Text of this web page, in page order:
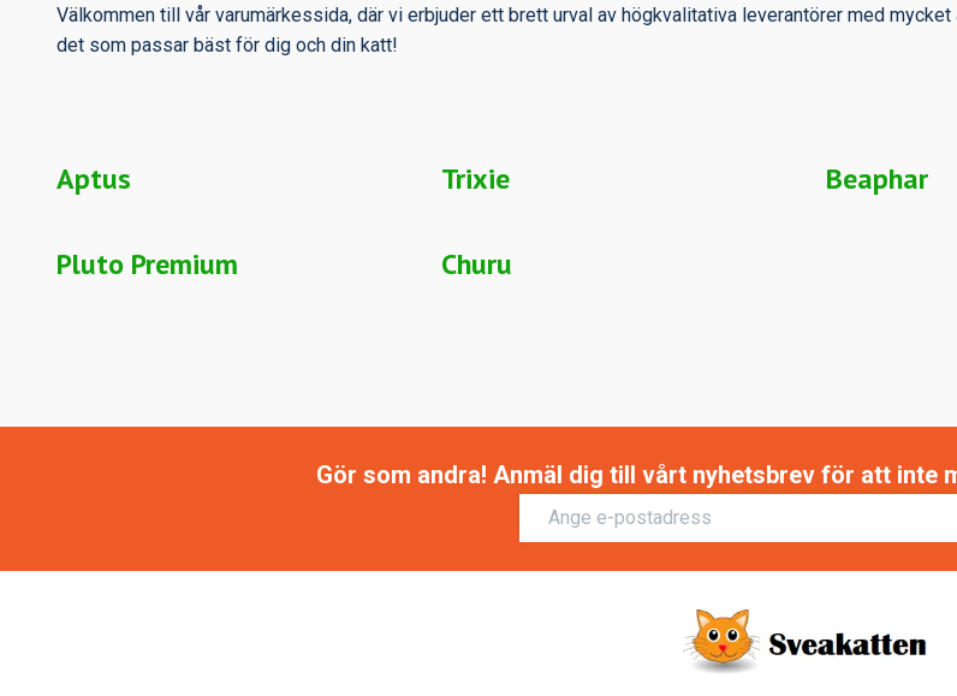
Välkommen till vår varumärkessida, där vi erbjuder ett brett urval av högkvalitativa leverantörer med
det som passar bäst för dig och din katt!
Aptus Trixie Beaphar
Pluto Premium Churu
Gör som andra! Anmäl dig till vårt nyhetsbrev för att inte